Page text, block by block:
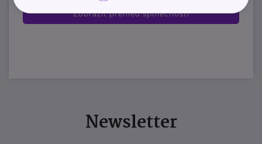
Zobrazit přehled společností
Newsletter